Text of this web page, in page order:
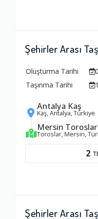
Şehirler Arası
Oluşturma Tarihi
Taşınma Tarihi
Antalya Kaş
Kaş, Antalya, Türkiye
Mersin Toroslar
Toroslar, Mersin,
2
Şehirler Arası